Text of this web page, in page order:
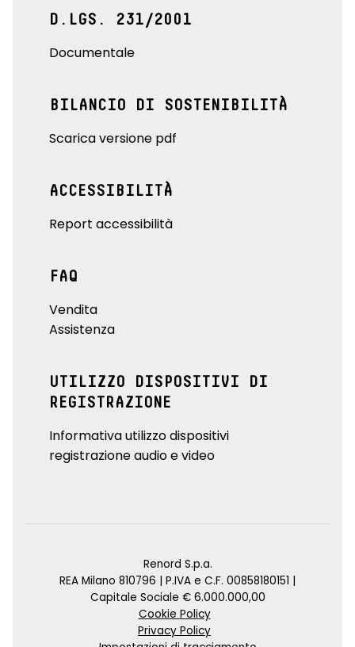
D.LGS. 231/2001
Documentale
BILANCIO DI SOSTENIBILITÀ
Scarica versione pdf
ACCESSIBILITÀ
Report accessibilità
FAQ
Vendita
Assistenza
UTILIZZO DISPOSITIVI DI
REGISTRAZIONE
Informativa utilizzo dispositivi
registrazione audio e video
Renord S.p.a.
REA Milano 810796 | P.IVA e C.F. 00858180151 |
Capitale Sociale € 6.000.000,00
Cookie Policy
Privacy Policy